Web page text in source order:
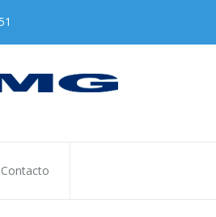
Contacto